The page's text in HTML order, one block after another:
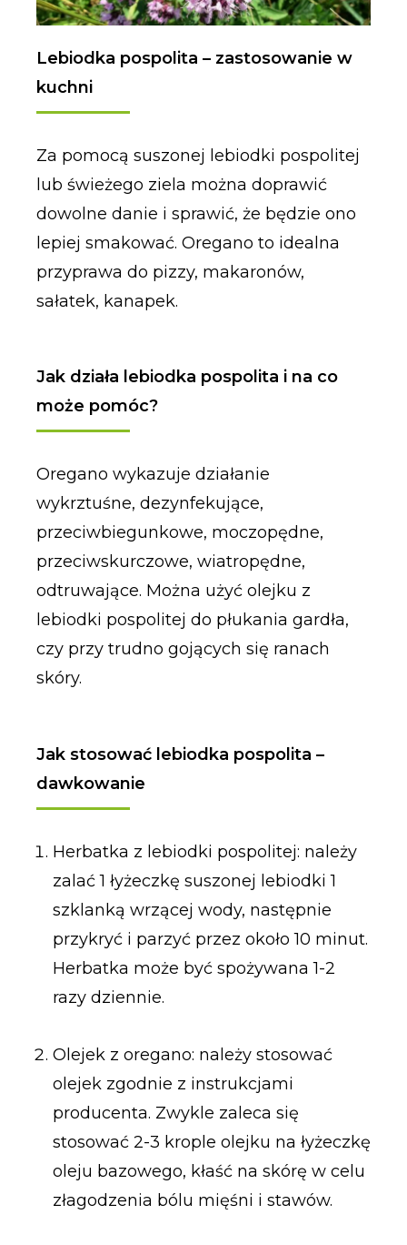
Lebiodka pospolita – zastosowanie w
kuchni
Za pomocą suszonej lebiodki pospolitej
lub świeżego ziela można doprawić
dowolne danie i sprawić, że będzie ono
lepiej smakować. Oregano to idealna
przyprawa do pizzy, makaronów,
sałatek, kanapek.
Jak działa lebiodka pospolita i na co
może pomóc?
Oregano wykazuje działanie
wykrztuśne, dezynfekujące,
przeciwbiegunkowe, moczopędne,
przeciwskurczowe, wiatropędne,
odtruwające. Można użyć olejku z
lebiodki pospolitej do płukania gardła,
czy przy trudno gojących się ranach
skóry.
Jak stosować lebiodka pospolita –
dawkowanie
Herbatka z lebiodki pospolitej: należy
zalać 1 łyżeczkę suszonej lebiodki 1
szklanką wrzącej wody, następnie
przykryć i parzyć przez około 10 minut.
Herbatka może być spożywana 1-2
razy dziennie.
Olejek z oregano: należy stosować
olejek zgodnie z instrukcjami
producenta. Zwykle zaleca się
stosować 2-3 krople olejku na łyżeczkę
oleju bazowego, kłaść na skórę w celu
złagodzenia bólu mięśni i stawów.